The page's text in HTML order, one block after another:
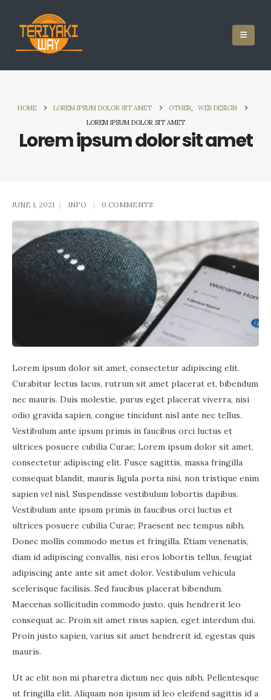
HOME LOREM IPSUM DOLOR SIT AMET OTHER,
WEB DESIGN
LOREM IPSUM DOLOR SIT AMET
Lorem ipsum dolor sit amet
JUNE 1, 2021 INFO 0 COMMENTS
Lorem ipsum dolor sit amet, consectetur adipiscing elit.
Curabitur lectus lacus, rutrum sit amet placerat et, bibendum
nec mauris. Duis molestie, purus eget placerat viverra, nisi
odio gravida sapien, congue tincidunt nisl ante nec tellus.
Vestibulum ante ipsum primis in faucibus orci luctus et
ultrices posuere cubilia Curae; Lorem ipsum dolor sit amet,
consectetur adipiscing elit. Fusce sagittis, massa fringilla
consequat blandit, mauris ligula porta nisi, non tristique enim
sapien vel nisl. Suspendisse vestibulum lobortis dapibus.
Vestibulum ante ipsum primis in faucibus orci luctus et
ultrices posuere cubilia Curae; Praesent nec tempus nibh.
Donec mollis commodo metus et fringilla. Etiam venenatis,
diam id adipiscing convallis, nisi eros lobortis tellus, feugiat
adipiscing ante ante sit amet dolor. Vestibulum vehicula
scelerisque facilisis. Sed faucibus placerat bibendum.
Maecenas sollicitudin commodo justo, quis hendrerit leo
consequat ac. Proin sit amet risus sapien, eget interdum dui.
Proin justo sapien, varius sit amet hendrerit id, egestas quis
mauris.
Ut ac elit non mi pharetra dictum nec quis nibh. Pellentesque
ut fringilla elit. Aliquam non ipsum id leo eleifend sagittis id a